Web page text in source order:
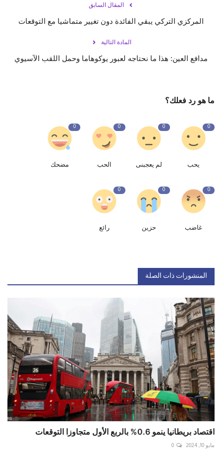
المقال السابق
المركزي التركي يبقي الفائدة دون تغيير متماشيا مع التوقعات
المادة التالية
مدافع العين: هذا ما نحتاجه لعبور يوكوهاما وحمل اللقب الآسيوي
ما هو رد فعلك؟
0
يحب
0
لم يعجبنى
0
الحب
0
مضحك
0
غاضب
0
حزين
0
رائع
المنشورات ذات الصلة
اقتصاد بريطانيا ينمو 0.6% بالربع الأول متجاوزا التوقعات
مايو 10, 2024 0